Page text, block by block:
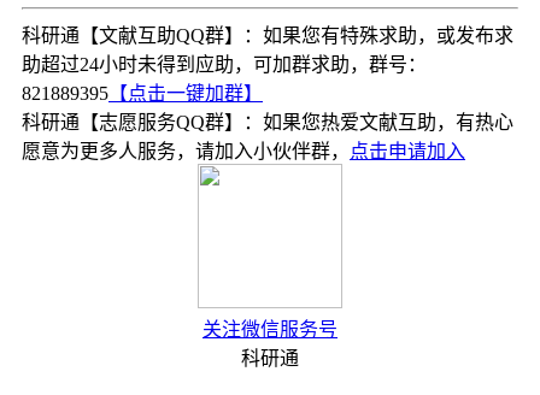
科研通【文献互助QQ群】：如果您有特殊求助，或发布求
助超过24小时未得到应助，可加群求助，群号：
821889395 【点击一键加群】
科研通【志愿服务QQ群】：如果您热爱文献互助，有热心
愿意为更多人服务，请加入小伙伴群，
点击申请加入
关注微信服务号
科研通